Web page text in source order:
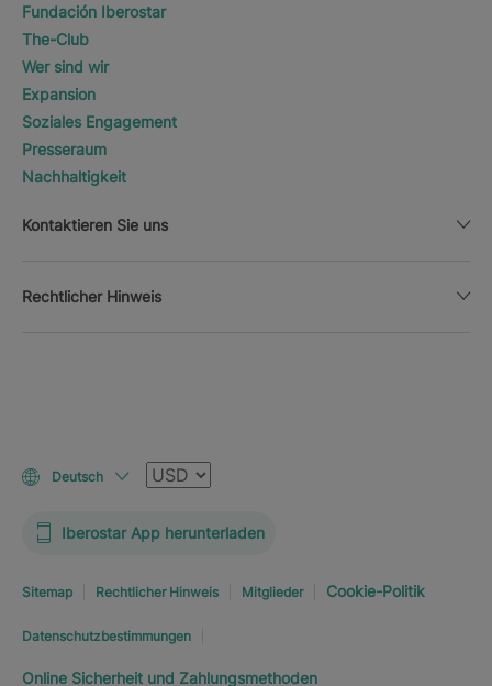
Fundación Iberostar
The-Club
Wer sind wir
Expansion
Soziales Engagement
Presseraum
Nachhaltigkeit
Kontaktieren Sie uns
Rechtlicher Hinweis
Deutsch Währung
Iberostar App herunterladen
Sitemap Rechtlicher Hinweis Mitglieder Cookie-Politik
Datenschutzbestimmungen
Online Sicherheit und Zahlungsmethoden